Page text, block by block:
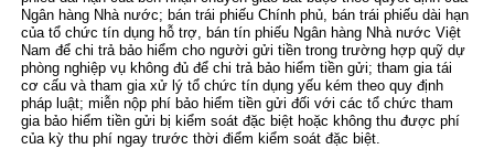
Ngân hàng Nhà nước; bán trái phiếu Chính phủ, bán trái phiếu dài hạn
của tổ chức tín dụng hỗ trợ, bán tín phiếu Ngân hàng Nhà nước Việt
Nam để chi trả bảo hiểm cho người gửi tiền trong trường hợp quỹ dự
phòng nghiệp vụ không đủ để chi trả bảo hiểm tiền gửi; tham gia tái
cơ cấu và tham gia xử lý tổ chức tín dụng yếu kém theo quy định
pháp luật; miễn nộp phí bảo hiểm tiền gửi đối với các tổ chức tham
gia bảo hiểm tiền gửi bị kiểm soát đặc biệt hoặc không thu được phí
của kỳ thu phí ngay trước thời điểm kiểm soát đặc biệt.